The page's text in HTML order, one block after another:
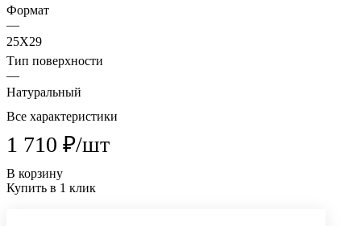
Формат
—
25X29
Тип поверхности
—
Натуральный
Все характеристики
1 710 ₽/шт
В корзину
Купить в 1 клик